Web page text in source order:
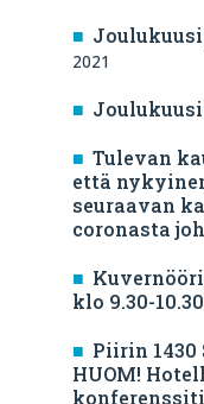
2021
Tulevan
että
seuraavan
coronasta
klo 9.30-10.30
Piirin 1430
HUOM!